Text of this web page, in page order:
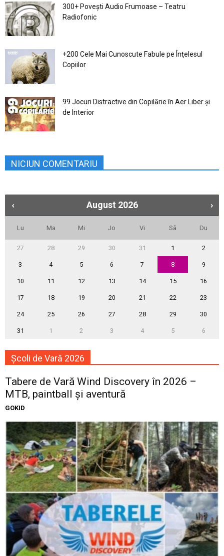
300+ Povești Audio Frumoase – Teatru
Radiofonic
+200 Cele Mai Cunoscute Fabule pe Înţelesul
Copiilor
99 Jocuri Distractive din Copilărie în Aer Liber şi
de Interior
NICIUN COMENTARIU
August 2026
Lu Ma Mi Jo Vi Sâ Du
27 28 29 30 31 1 2
3 4 5 6 7 8 9
10 11 12 13 14 15 16
17 18 19 20 21 22 23
24 25 26 27 28 29 30
31 1 2 3 4 5 6
Școli de Vară 2026
Tabere de Vară Wind Discovery în 2026 –
MTB, paintball și aventură
GOKID